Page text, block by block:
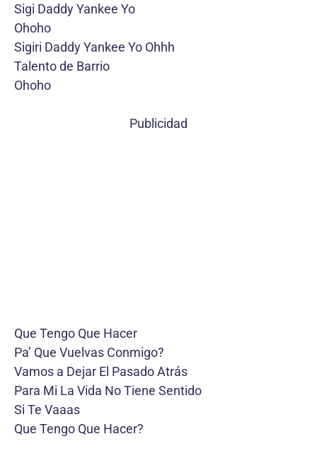
Sigi Daddy Yankee Yo
Ohoho
Sigiri Daddy Yankee Yo Ohhh
Talento de Barrio
Ohoho
Publicidad
Que Tengo Que Hacer
Pa’ Que Vuelvas Conmigo?
Vamos a Dejar El Pasado Atrás
Para Mi La Vida No Tiene Sentido
Si Te Vaaas
Que Tengo Que Hacer?